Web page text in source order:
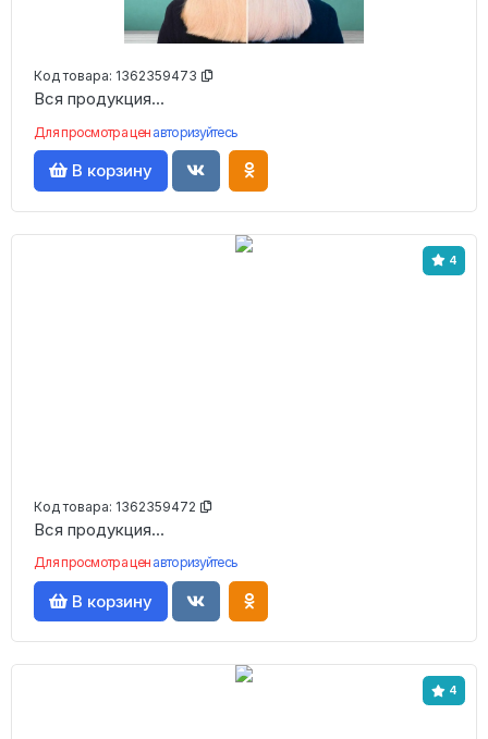
Код товара: 1362359473
Вся продукция...
Для просмотра цен авторизуйтесь
В корзину
4
Код товара: 1362359472
Вся продукция...
Для просмотра цен авторизуйтесь
В корзину
4